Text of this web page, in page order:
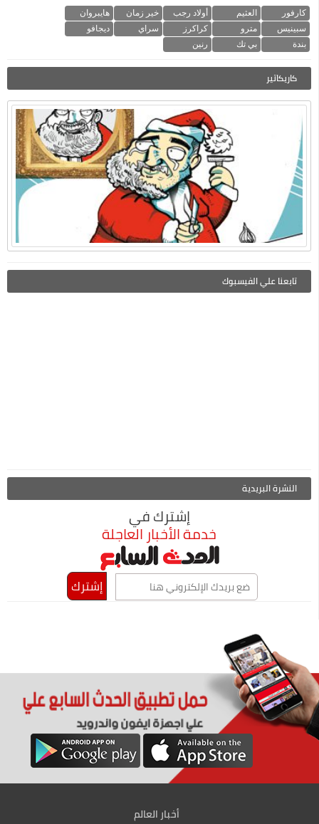
كارفور العثيم أولاد رجب خير زمان
هايبروان
سبينيس
مترو كراكرز سراي
ديجافو
بندة
بي تك رنين
كاريكاتير
تابعنا علي الفيسبوك
النشرة البريدية
إشترك في
خدمة الأخبار العاجلة
أخبار العالم